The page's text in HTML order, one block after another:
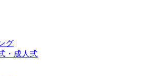
グ
・成人式